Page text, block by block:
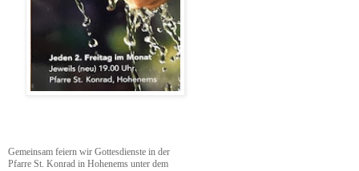
Gemeinsam feiern wir Gottesdienste in der
Pfarre St. Konrad in Hohenems unter dem